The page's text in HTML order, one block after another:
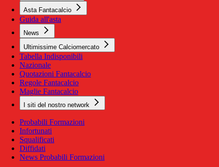
Asta Fantacalcio
Guida all'asta
News
Ultimissime Calciomercato
Tabella Indisponibili
Nazionale
Quotazioni Fantacalcio
Regole Fantacalcio
Maglie Fantacalcio
I siti del nostro network
Probabili Formazioni
Infortunati
Squalificati
Diffidati
News Probabili Formazioni